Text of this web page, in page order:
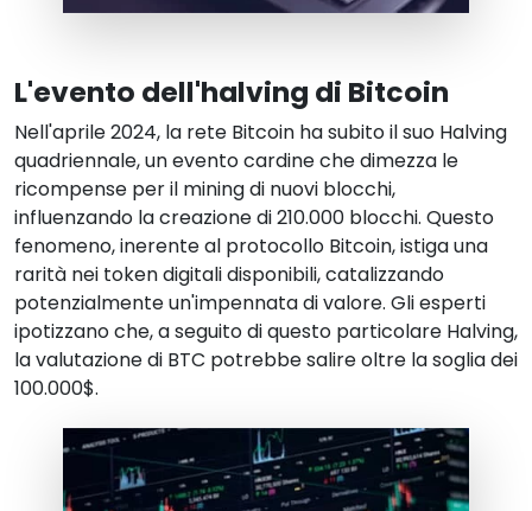
L'evento dell'halving di Bitcoin
Nell'aprile 2024, la rete Bitcoin ha subito il suo Halving
quadriennale, un evento cardine che dimezza le
ricompense per il mining di nuovi blocchi,
influenzando la creazione di 210.000 blocchi. Questo
fenomeno, inerente al protocollo Bitcoin, istiga una
rarità nei token digitali disponibili, catalizzando
potenzialmente un'impennata di valore. Gli esperti
ipotizzano che, a seguito di questo particolare Halving,
la valutazione di BTC potrebbe salire oltre la soglia dei
100.000$.